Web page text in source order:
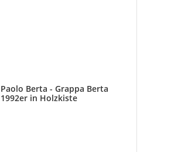
Paolo Berta - Grappa Berta
1992er in Holzkiste